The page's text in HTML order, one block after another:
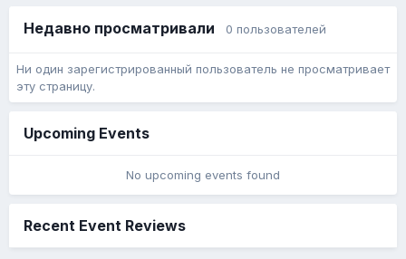
Недавно просматривали 0 пользователей
Ни один зарегистрированный пользователь не просматривает
эту страницу.
Upcoming Events
No upcoming events found
Recent Event Reviews